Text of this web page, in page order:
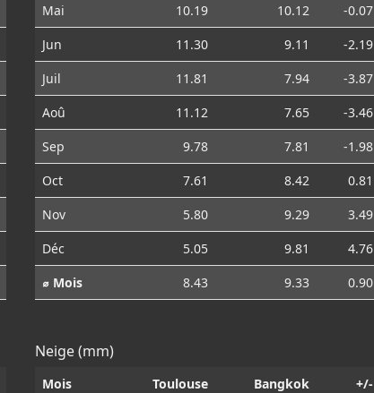
Mai
10.19 10.12
-0.07
Jun
11.30 9.11
-2.19
Juil
11.81 7.94
-3.87
Aoû
11.12 7.65
-3.46
Sep
9.78 7.81
-1.98
Oct
7.61 8.42
0.81
Nov
5.80 9.29
3.49
Déc
5.05 9.81
4.76
⌀ Mois
8.43 9.33 0.90
Neige (mm)
Mois Toulouse Bangkok +/-